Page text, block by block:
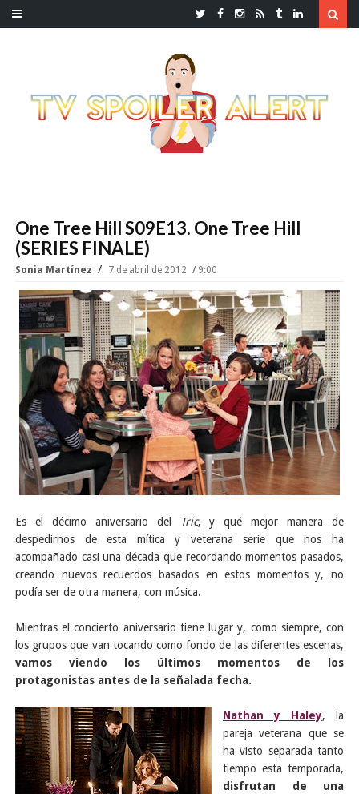
One Tree Hill S09E13. One Tree Hill
(SERIES FINALE)
Sonia Martínez 7 de abril de 2012 9:00
Es el décimo aniversario del Tric, y qué mejor manera de
despedirnos de esta mítica y veterana serie que nos ha
acompañado casi una década que recordando momentos pasados,
creando nuevos recuerdos basados en estos momentos y, no
podía ser de otra manera, con música.
Mientras el concierto aniversario tiene lugar y, como siempre, con
los grupos que van tocando como fondo de las diferentes escenas,
vamos viendo los últimos momentos de los
protagonistas antes de la señalada fecha.
Nathan y Haley, la
pareja veterana que se
ha visto separada tanto
tiempo esta temporada,
disfrutan de una